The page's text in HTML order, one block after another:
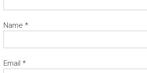
Name *
Email *